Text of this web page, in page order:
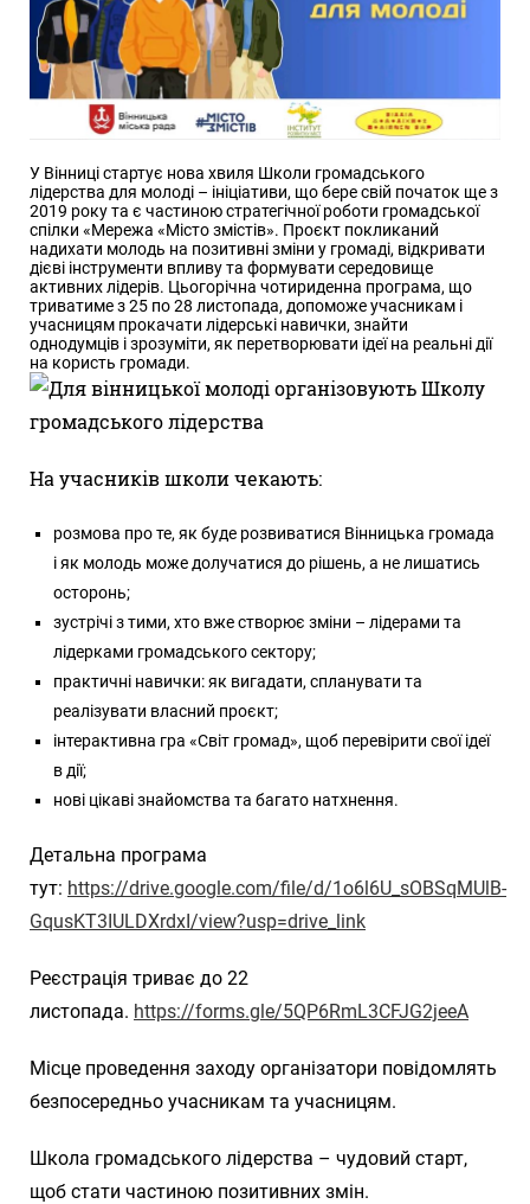
У Вінниці стартує нова хвиля Школи громадського
лідерства для молоді – ініціативи, що бере свій початок ще з
2019 року та є частиною стратегічної роботи громадської
спілки «Мережа «Місто змістів». Проєкт покликаний
надихати молодь на позитивні зміни у громаді, відкривати
дієві інструменти впливу та формувати середовище
активних лідерів. Цьогорічна чотириденна програма, що
триватиме з 25 по 28 листопада, допоможе учасникам і
учасницям прокачати лідерські навички, знайти
однодумців і зрозуміти, як перетворювати ідеї на реальні дії
на користь громади.
На учасників школи чекають:
розмова про те, як буде розвиватися Вінницька громада
і як молодь може долучатися до рішень, а не лишатись
осторонь;
зустрічі з тими, хто вже створює зміни – лідерами та
лідерками громадського сектору;
практичні навички: як вигадати, спланувати та
реалізувати власний проєкт;
інтерактивна гра «Світ громад», щоб перевірити свої ідеї
в дії;
нові цікаві знайомства та багато натхнення.
Детальна програма
тут: https://drive.google.com/file/d/1o6l6U_sOBSqMUlB-
GqusKT3IULDXrdxI/view?usp=drive_link
Реєстрація триває до 22
листопада. https://forms.gle/5QP6RmL3CFJG2jeeA
Місце проведення заходу організатори повідомлять
безпосередньо учасникам та учасницям.
Школа громадського лідерства – чудовий старт,
щоб стати частиною позитивних змін.